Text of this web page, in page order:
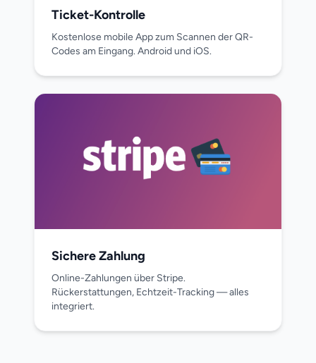
Ticket-Kontrolle
Kostenlose mobile App zum Scannen der QR-
Codes am Eingang. Android und iOS.
Sichere Zahlung
Online-Zahlungen über Stripe.
Rückerstattungen, Echtzeit-Tracking — alles
integriert.